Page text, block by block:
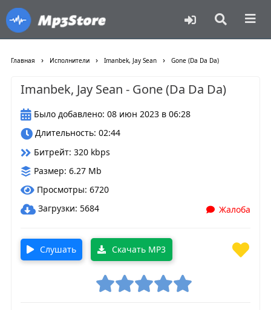
Главная › Исполнители › Imanbek, Jay Sean › Gone (Da Da Da)
Imanbek, Jay Sean - Gone (Da Da Da)
Было добавлено: 08 июн 2023 в 06:28
Длительность: 02:44
Битрейт: 320 kbps
Размер: 6.27 Mb
Просмотры: 6720
Загрузки: 5684
Жалоба
Слушать Скачать MP3